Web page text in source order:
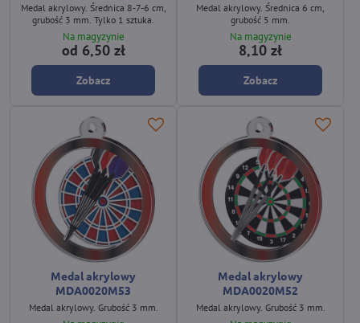
Medal akrylowy. Średnica 8-7-6 cm,
grubość 3 mm. Tylko 1 sztuka.
Na magyzynie
od 6,50 zł
Zobacz
Medal akrylowy. Średnica 6 cm,
grubość 5 mm.
Na magyzynie
8,10 zł
Zobacz
Medal akrylowy
MDA0020M53
Medal akrylowy. Grubość 3 mm.
Medal akrylowy
MDA0020M52
Medal akrylowy. Grubość 3 mm.